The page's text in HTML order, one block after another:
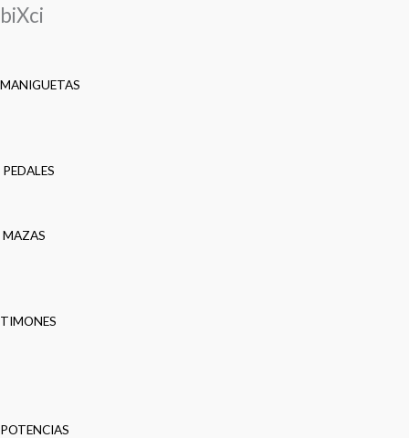
biXci
MANIGUETAS
PEDALES
MAZAS
TIMONES
POTENCIAS